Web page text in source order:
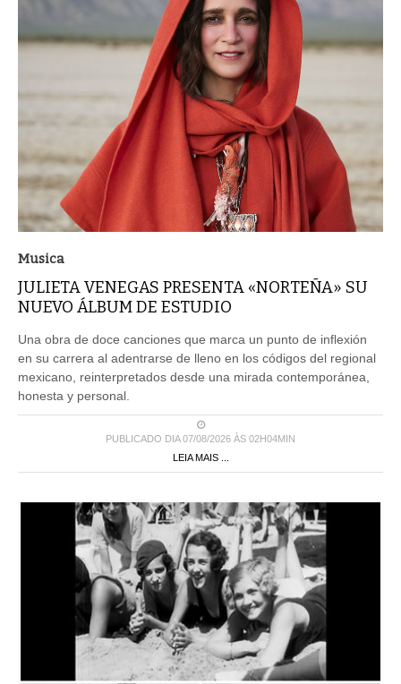
Musica
JULIETA VENEGAS PRESENTA «NORTEÑA» SU
NUEVO ÁLBUM DE ESTUDIO
Una obra de doce canciones que marca un punto de inflexión
en su carrera al adentrarse de lleno en los códigos del regional
mexicano, reinterpretados desde una mirada contemporánea,
honesta y personal.
PUBLICADO DIA 07/08/2026 ÀS 02H04MIN
LEIA MAIS ...